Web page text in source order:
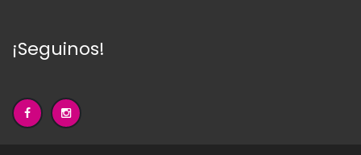
¡Seguinos!